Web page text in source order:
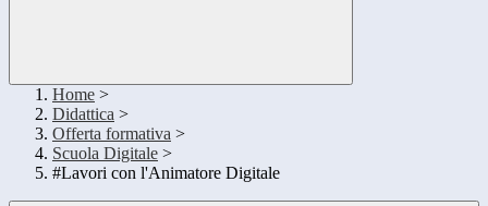
Home >
Didattica >
Offerta formativa >
Scuola Digitale >
#Lavori con l'Animatore Digitale